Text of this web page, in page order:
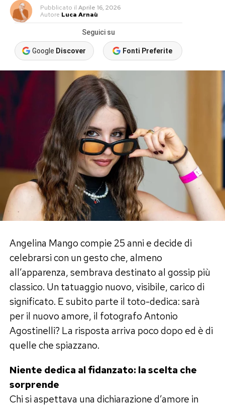
Pubblicato il Aprile 16, 2026
Autore Luca Arnaù
Seguici su
Google Discover Fonti Preferite
Angelina Mango compie 25 anni e decide di
celebrarsi con un gesto che, almeno
all’apparenza, sembrava destinato al gossip più
classico. Un tatuaggio nuovo, visibile, carico di
significato. E subito parte il toto-dedica: sarà
per il nuovo amore, il fotografo Antonio
Agostinelli? La risposta arriva poco dopo ed è di
quelle che spiazzano.
Niente dedica al fidanzato: la scelta che
sorprende
Chi si aspettava una dichiarazione d’amore in